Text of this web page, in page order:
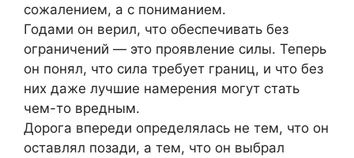
сожалением, а с пониманием.
Годами он верил, что обеспечивать без
ограничений — это проявление силы. Теперь
он понял, что сила требует границ, и что без
них даже лучшие намерения могут стать
чем-то вредным.
Дорога впереди определялась не тем, что он
оставлял позади, а тем, что он выбрал